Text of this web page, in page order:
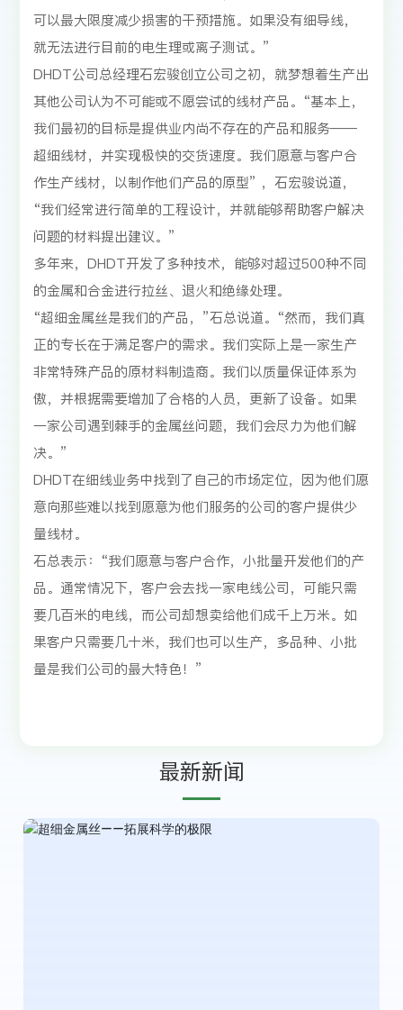
可以最大限度减少损害的干预措施。如果没有细导线，
就无法进行目前的电生理或离子测试。”
DHDT公司总经理石宏骏创立公司之初，就梦想着生产出
其他公司认为不可能或不愿尝试的线材产品。“基本上，
我们最初的目标是提供业内尚不存在的产品和服务——
超细线材，并实现极快的交货速度。我们愿意与客户合
作生产线材，以制作他们产品的原型” ，石宏骏说道，
“我们经常进行简单的工程设计，并就能够帮助客户解决
问题的材料提出建议。”
多年来，DHDT开发了多种技术，能够对超过500种不同
的金属和合金进行拉丝、退火和绝缘处理。
“超细金属丝是我们的产品，”石总说道。“然而，我们真
正的专长在于满足客户的需求。我们实际上是一家生产
非常特殊产品的原材料制造商。我们以质量保证体系为
傲，并根据需要增加了合格的人员，更新了设备。如果
一家公司遇到棘手的金属丝问题，我们会尽力为他们解
决。”
DHDT在细线业务中找到了自己的市场定位，因为他们愿
意向那些难以找到愿意为他们服务的公司的客户提供少
量线材。
石总表示：“我们愿意与客户合作，小批量开发他们的产
品。通常情况下，客户会去找一家电线公司，可能只需
要几百米的电线，而公司却想卖给他们成千上万米。如
果客户只需要几十米，我们也可以生产，多品种、小批
量是我们公司的最大特色！”
最新新闻